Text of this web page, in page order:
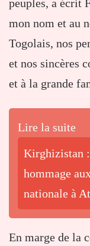
peuples, a écrit
mon nom et au
Togolais, nos
et nos sincères
et à la grande
Lire la suite
Kirghizistan :
hommage
nationale à
En marge de la